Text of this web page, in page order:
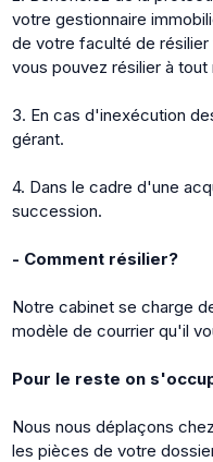
votre gestionnaire
de votre faculté de résilier
vous pouvez résilier à
3. En cas d'inexécution
gérant.
4. Dans le cadre d'une
succession.
- Comment résilier?
Notre cabinet se charge
modèle de courrier qu'il
Pour le reste on
Nous nous déplaçons
les pièces de votre